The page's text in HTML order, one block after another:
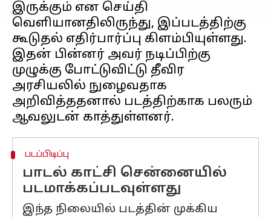
இருக்கும் என செய்தி
வெளியானதிலிருந்து, இப்படத்திற்கு
கூடுதல் எதிர்பார்ப்பு கிளம்பியுள்ளது.
இதன் பின்னர் அவர் நடிப்பிற்கு
முழுக்கு போட்டுவிட்டு தீவிர
அரசியலில் நுழைவதாக
அறிவித்ததனால் படத்திற்காக பலரும்
படப்பிடிப்பு
பாடல் காட்சி சென்னையில்
படமாக்கப்படவுள்ளது
இந்த நிலையில் படத்தின் முக்கிய